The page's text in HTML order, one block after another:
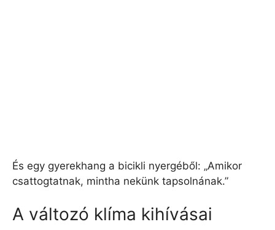
És egy gyerekhang a bicikli nyergéből: „Amikor
csattogtatnak, mintha nekünk tapsolnának.”
A változó klíma kihívásai